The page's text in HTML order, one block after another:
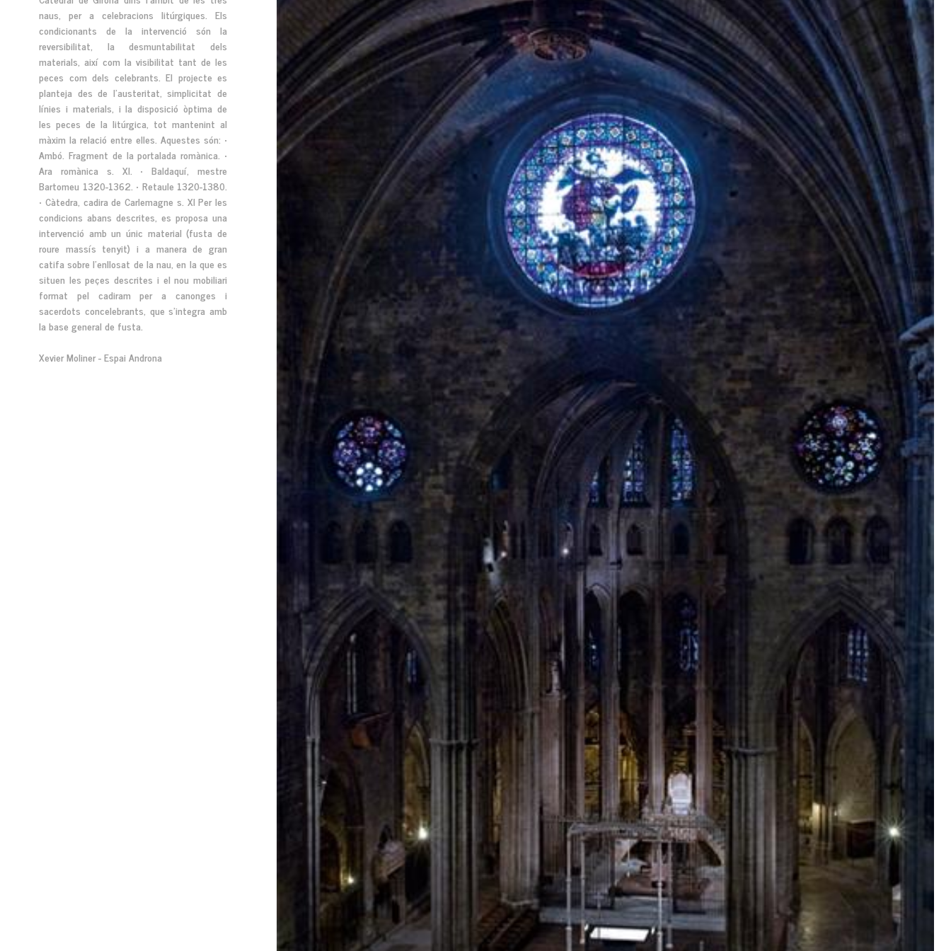
naus, per a celebracions litúrgiques. Els
condicionants de la intervenció són la
reversibilitat, la desmuntabilitat dels
materials, així com la visibilitat tant de les
peces com dels celebrants. El projecte es
planteja des de l’austeritat, simplicitat de
línies i materials, i la disposició òptima de
les peces de la litúrgica, tot mantenint al
màxim la relació entre elles. Aquestes són: •
Ambó. Fragment de la portalada romànica. •
Ara romànica s. XI. • Baldaquí, mestre
Bartomeu 1320-1362. • Retaule 1320-1380.
• Càtedra, cadira de Carlemagne s. XI Per les
condicions abans descrites, es proposa una
intervenció amb un únic material (fusta de
roure massís tenyit) i a manera de gran
catifa sobre l’enllosat de la nau, en la que es
situen les peçes descrites i el nou mobiliari
format pel cadiram per a canonges i
sacerdots concelebrants, que s’integra amb
la base general de fusta.
Xevier Moliner - Espai Androna